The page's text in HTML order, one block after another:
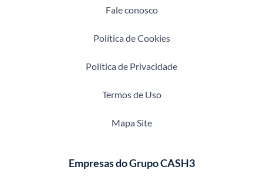
Fale conosco
Política de Cookies
Política de Privacidade
Termos de Uso
Mapa Site
Empresas do Grupo CASH3